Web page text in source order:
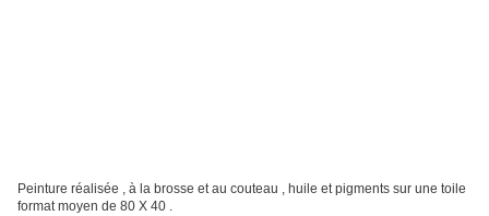
Peinture réalisée , à la brosse et au couteau , huile et pigments sur une toile
format moyen de 80 X 40 .